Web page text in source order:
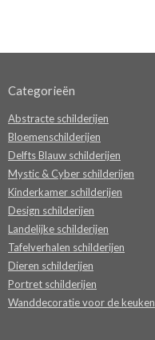
Categorieën
Abstracte schilderijen
Bloemenschilderijen
Delfts Blauw schilderijen
Mystic & Cyber schilderijen
Kinderkamer schilderijen
Design schilderijen
Landelijke schilderijen
Tafelverhalen schilderijen
Dieren schilderijen
Portret schilderijen
Wanddecoratie voor de keuken